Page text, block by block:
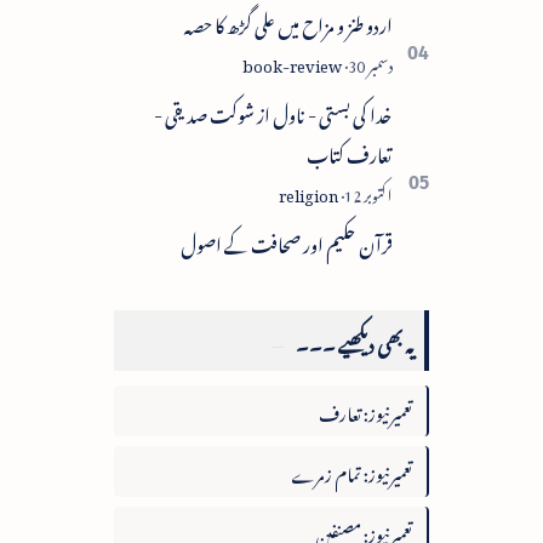
اردو طنز و مزاح میں علی گڑھ کا حصہ
خدا کی بستی - ناول از شوکت صدیقی -
تعارف کتاب
قرآن حکیم اور صحافت کے اصول
یہ بھی دیکھیے ۔۔۔
تعمیرنیوز: تعارف
تعمیرنیوز: تمام زمرے
تعمیرنیوز: مصنفین